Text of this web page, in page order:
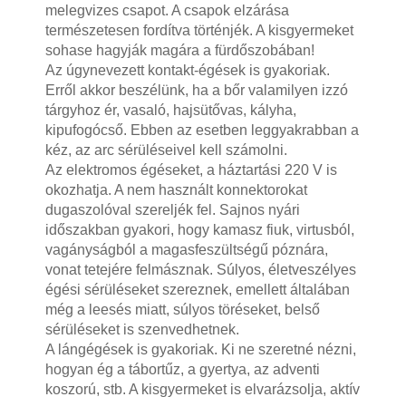
melegvizes csapot. A csapok elzárása
természetesen fordítva történjék. A kisgyermeket
sohase hagyják magára a fürdőszobában!
Az úgynevezett kontakt-égések is gyakoriak.
Erről akkor beszélünk, ha a bőr valamilyen izzó
tárgyhoz ér, vasaló, hajsütővas, kályha,
kipufogócső. Ebben az esetben leggyakrabban a
kéz, az arc sérüléseivel kell számolni.
Az elektromos égéseket, a háztartási 220 V is
okozhatja. A nem használt konnektorokat
dugaszolóval szereljék fel. Sajnos nyári
időszakban gyakori, hogy kamasz fiuk, virtusból,
vagányságból a magasfeszültségű póznára,
vonat tetejére felmásznak. Súlyos, életveszélyes
égési sérüléseket szereznek, emellett általában
még a leesés miatt, súlyos töréseket, belső
sérüléseket is szenvedhetnek.
A lángégések is gyakoriak. Ki ne szeretné nézni,
hogyan ég a tábortűz, a gyertya, az adventi
koszorú, stb. A kisgyermeket is elvarázsolja, aktív